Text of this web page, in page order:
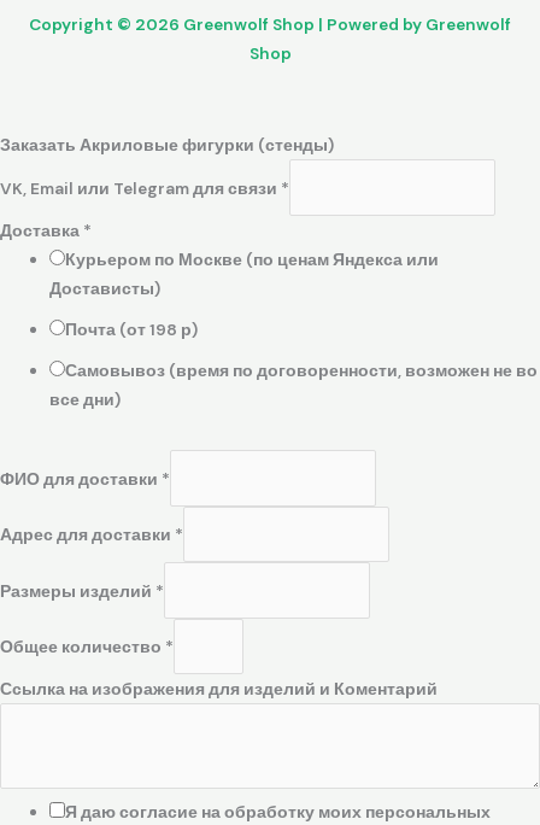
Copyright © 2026 Greenwolf Shop | Powered by Greenwolf
Shop
Заказать Акриловые фигурки (стенды)
VK, Email или Telegram для связи *
Доставка *
Курьером по Москве (по ценам Яндекса или
Достависты)
Почта (от 198 р)
Самовывоз (время по договоренности, возможен не во
все дни)
ФИО для доставки *
Адрес для доставки *
Размеры изделий *
Общее количество *
Ссылка на изображения для изделий и Коментарий
Я даю согласие на обработку моих персональных